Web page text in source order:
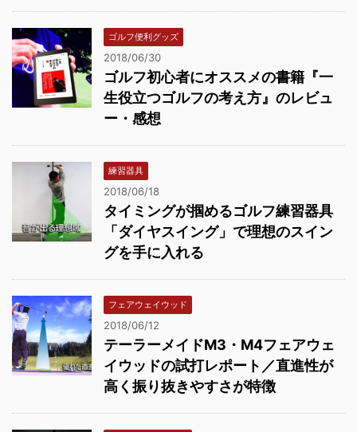
ゴルフ便利グッズ
2018/06/30
ゴルフ初心者にオススメの書籍『一
生役立つゴルフの考え方』のレビュ
ー・感想
練習器具
2018/06/18
タイミングが掴めるゴルフ練習器具
「ダイヤスイング」で理想のスイン
グを手に入れる
フェアウェイウッド
2018/06/12
テーラーメイドM3・M4フェアウェ
イウッドの試打レポート／直進性が
高く振り抜きやすさが特徴